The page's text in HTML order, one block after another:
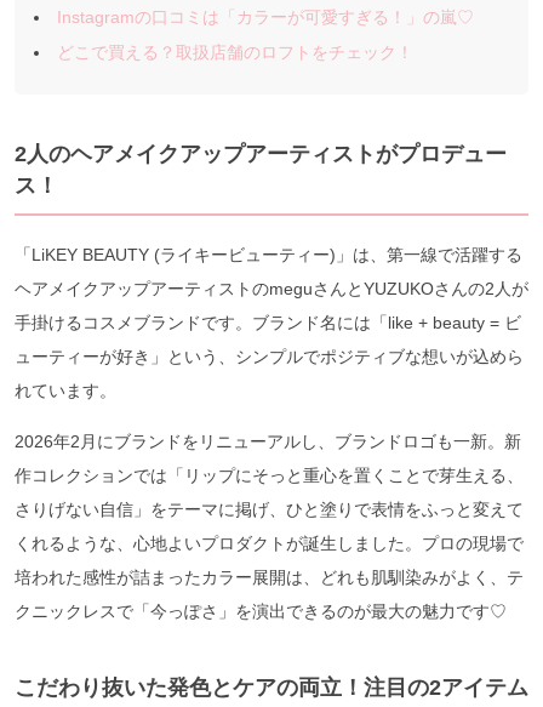
Instagramの口コミは「カラーが可愛すぎる！」の嵐♡
どこで買える？取扱店舗のロフトをチェック！
2人のヘアメイクアップアーティストがプロデュー
ス！
「LiKEY BEAUTY (ライキービューティー)」は、第一線で活躍する
ヘアメイクアップアーティストのmeguさんとYUZUKOさんの2人が
手掛けるコスメブランドです。ブランド名には「like + beauty = ビ
ューティーが好き」という、シンプルでポジティブな想いが込めら
れています。
2026年2月にブランドをリニューアルし、ブランドロゴも一新。新
作コレクションでは「リップにそっと重心を置くことで芽生える、
さりげない自信」をテーマに掲げ、ひと塗りで表情をふっと変えて
くれるような、心地よいプロダクトが誕生しました。プロの現場で
培われた感性が詰まったカラー展開は、どれも肌馴染みがよく、テ
クニックレスで「今っぽさ」を演出できるのが最大の魅力です♡
こだわり抜いた発色とケアの両立！注目の2アイテム